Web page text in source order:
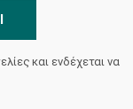
και ενδέχεται να